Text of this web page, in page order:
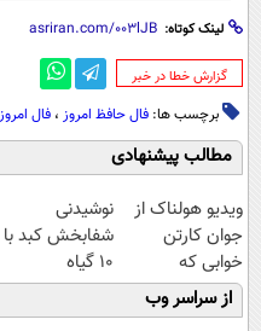
لینک کوتاه:
‌گزارش خطا در خبر
برچسب ها: فال حافظ امروز ، فال امروز
مطالب پیشنهادی
ویدیو هولناک از
جوان کارتن
خوابی که
میلیاردر شد.
آموزش رایگان
نوشیدنی
شفابخش کبد با
10 گیاه
موثر(تخفیف تا
امشب)
از سراسر وب